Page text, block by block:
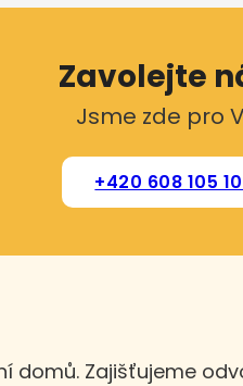
Zavolejte
Jsme zde pro
+420 608 105
domů. Zajišťujeme